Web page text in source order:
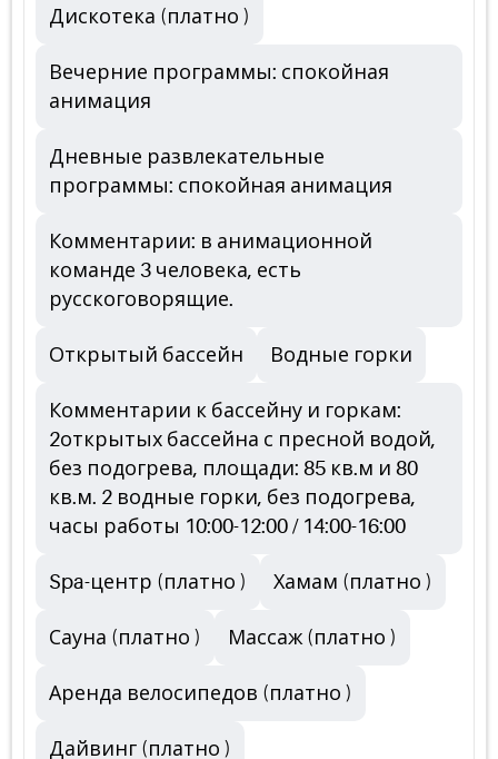
Дискотека (платно )
Вечерние программы: спокойная
анимация
Дневные развлекательные
программы: спокойная анимация
Комментарии: в анимационной
команде 3 человека, есть
русскоговорящие.
Открытый бассейн Водные горки
Комментарии к бассейну и горкам:
2открытых бассейна с пресной водой,
без подогрева, площади: 85 кв.м и 80
кв.м. 2 водные горки, без подогрева,
часы работы 10:00-12:00 / 14:00-16:00
Spa-центр (платно ) Хамам (платно )
Сауна (платно ) Массаж (платно )
Аренда велосипедов (платно )
Дайвинг (платно )